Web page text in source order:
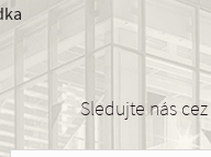
Sledujte nás